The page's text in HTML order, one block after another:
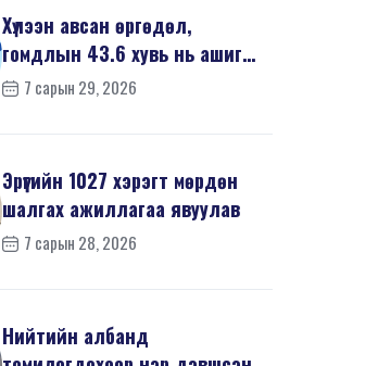
Хүлээн авсан өргөдөл,
гомдлын 43.6 хувь нь ашиг
сонирхлын зөрчилтэй х...
7 сарын 29, 2026
Эрүүгийн 1027 хэрэгт мөрдөн
шалгах ажиллагаа явуулав
7 сарын 28, 2026
Нийтийн албанд